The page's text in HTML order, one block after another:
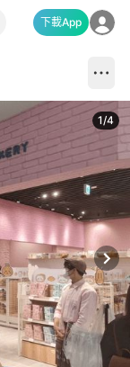
下載App
1/4